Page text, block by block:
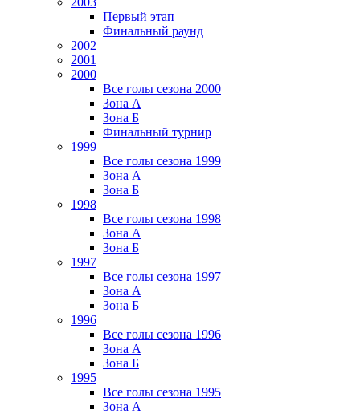
Первый этап
Финальный раунд
2002
2001
2000
Все голы сезона 2000
Зона А
Зона Б
Финальный турнир
1999
Все голы сезона 1999
Зона А
Зона Б
1998
Все голы сезона 1998
Зона А
Зона Б
1997
Все голы сезона 1997
Зона А
Зона Б
1996
Все голы сезона 1996
Зона А
Зона Б
1995
Все голы сезона 1995
Зона А